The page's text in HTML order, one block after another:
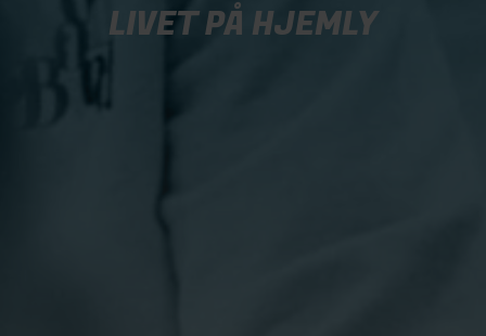
LIVET PÅ HJEMLY